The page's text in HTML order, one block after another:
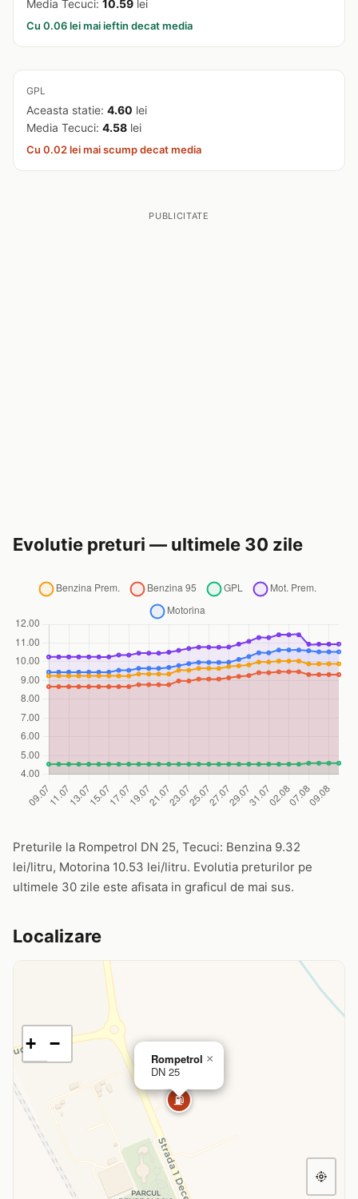
Media Tecuci: 10.59 lei
Cu 0.06 lei mai ieftin decat media
GPL
Aceasta statie: 4.60 lei
Media Tecuci: 4.58 lei
Cu 0.02 lei mai scump decat media
PUBLICITATE
Evolutie preturi — ultimele 30 zile
Preturile la Rompetrol DN 25, Tecuci: Benzina 9.32
lei/litru, Motorina 10.53 lei/litru. Evolutia preturilor pe
ultimele 30 zile este afisata in graficul de mai sus.
Localizare
⛽
Rompetrol
DN 25
×
+ −